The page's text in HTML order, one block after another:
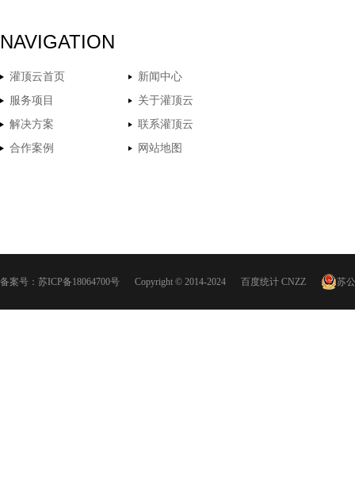
NAVIGATION
灌顶云首页
新闻中心
服务项目
关于灌顶云
解决方案
联系灌顶云
合作案例
网站地图
备案号： 苏ICP备18064700号 Copyright © 2014-2024 百度统计 CNZZ 苏